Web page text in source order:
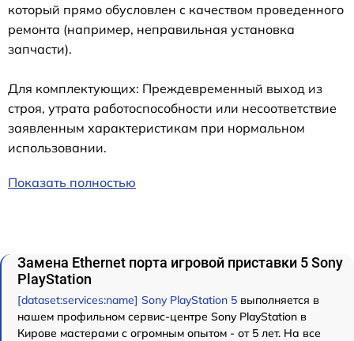
который прямо обусловлен с качеством проведенного
ремонта (например, неправильная установка
запчасти).
Для комплектующих: Преждевременный выход из
строя, утрата работоспособности или несоответствие
заявленным характеристикам при нормальном
использовании.
Показать полностью
Замена Ethernet порта игровой приставки 5 Sony
PlayStation
[dataset:services:name] Sony PlayStation 5 выполняется в
нашем профильном сервис-центре Sony PlayStation в
Кирове мастерами с огромным опытом - от 5 лет. На все